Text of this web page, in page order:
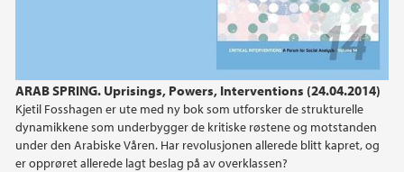
ARAB SPRING. Uprisings, Powers, Interventions (24.04.2014)
Kjetil Fosshagen er ute med ny bok som utforsker de strukturelle
dynamikkene som underbygger de kritiske røstene og motstanden
under den Arabiske Våren. Har revolusjonen allerede blitt kapret, og
er opprøret allerede lagt beslag på av overklassen?
2022
2021
2020